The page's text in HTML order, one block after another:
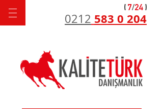
0212 583 0 204